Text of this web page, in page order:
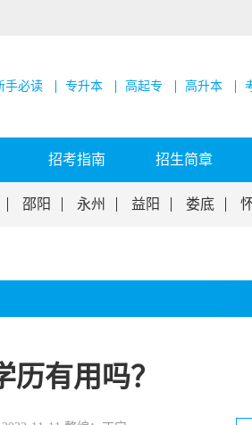
手必读 专升本 高起专 高升本
招考指南 招生简章
邵阳 永州 益阳 娄底
有用吗？